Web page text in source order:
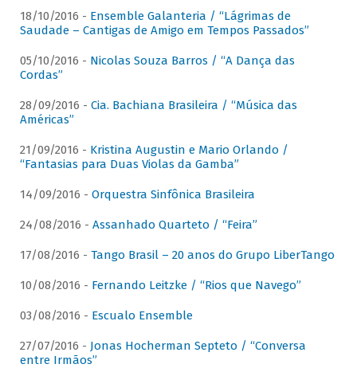
18/10/2016 - Ensemble Galanteria / “Lágrimas de
Saudade – Cantigas de Amigo em Tempos Passados”
05/10/2016 - Nicolas Souza Barros / “A Dança das
Cordas”
28/09/2016 - Cia. Bachiana Brasileira / “Música das
Américas”
21/09/2016 - Kristina Augustin e Mario Orlando /
“Fantasias para Duas Violas da Gamba”
14/09/2016 - Orquestra Sinfônica Brasileira
24/08/2016 - Assanhado Quarteto / “Feira”
17/08/2016 - Tango Brasil – 20 anos do Grupo LiberTango
10/08/2016 - Fernando Leitzke / “Rios que Navego”
03/08/2016 - Escualo Ensemble
27/07/2016 - Jonas Hocherman Septeto / “Conversa
entre Irmãos”